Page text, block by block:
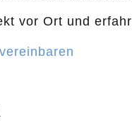
vor Ort und